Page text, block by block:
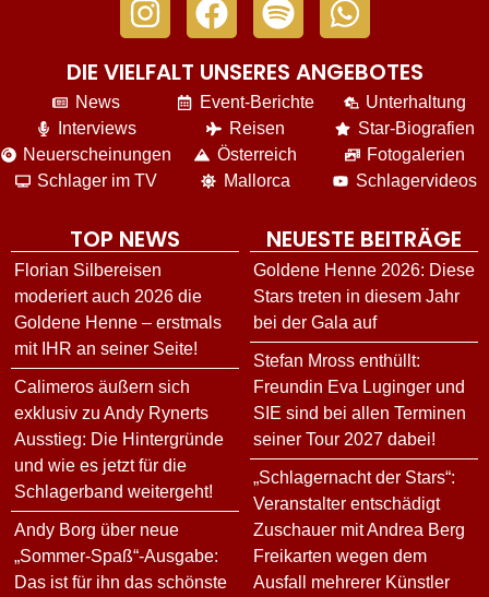
DIE VIELFALT UNSERES ANGEBOTES
News
Interviews
Neuerscheinungen
Schlager im TV
Event-Berichte
Reisen
Österreich
Mallorca
Unterhaltung
Star-Biografien
Fotogalerien
Schlagervideos
TOP NEWS
Florian Silbereisen
moderiert auch 2026 die
Goldene Henne – erstmals
mit IHR an seiner Seite!
Calimeros äußern sich
exklusiv zu Andy Rynerts
Ausstieg: Die Hintergründe
und wie es jetzt für die
Schlagerband weitergeht!
Andy Borg über neue
„Sommer-Spaß“-Ausgabe:
Das ist für ihn das schönste
NEUESTE BEITRÄGE
Goldene Henne 2026: Diese
Stars treten in diesem Jahr
bei der Gala auf
Stefan Mross enthüllt:
Freundin Eva Luginger und
SIE sind bei allen Terminen
seiner Tour 2027 dabei!
„Schlagernacht der Stars“:
Veranstalter entschädigt
Zuschauer mit Andrea Berg
Freikarten wegen dem
Ausfall mehrerer Künstler